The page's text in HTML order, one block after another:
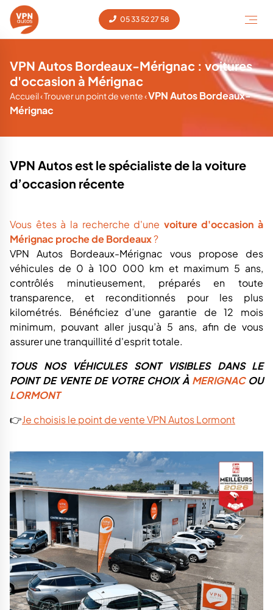
05 33 52 27 58
VPN Autos Bordeaux-Mérignac : voitures
d'occasion à Mérignac
Accueil‹Trouver un point de vente‹VPN Autos Bordeaux-
Mérignac
VPN Autos est le spécialiste de la voiture
d’occasion récente
Vous êtes à la recherche d'une voiture d'occasion à
Mérignac proche de Bordeaux?
VPN Autos Bordeaux-Mérignac vous propose des
véhicules de 0 à 100 000 km et maximum 5 ans,
contrôlés minutieusement, préparés en toute
transparence, et reconditionnés pour les plus
kilométrés. Bénéficiez d’une garantie de 12 mois
minimum, pouvant aller jusqu’à 5 ans, afin de vous
assurer une tranquillité d'esprit totale.
TOUS NOS VÉHICULES SONT VISIBLES DANS LE
POINT DE VENTE DE VOTRE CHOIX À MERIGNACOU
LORMONT
👉Je choisis le point de vente VPN Autos Lormont